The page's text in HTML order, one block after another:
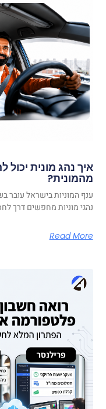
איך נהג מונית
מהמונית?
ענף המוניות בישראל עובר
נהגי מוניות מחפשים דרך
Read More